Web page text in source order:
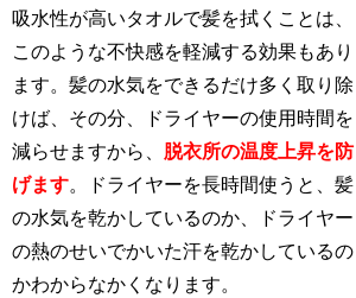
吸水性が高いタオルで髪を拭くことは、
このような不快感を軽減する効果もあり
ます。髪の水気をできるだけ多く取り除
けば、その分、ドライヤーの使用時間を
減らせますから、 脱衣所の温度上昇を防
げます。ドライヤーを長時間使うと、髪
の水気を乾かしているのか、ドライヤー
の熱のせいでかいた汗を乾かしているの
かわからなかくなります。